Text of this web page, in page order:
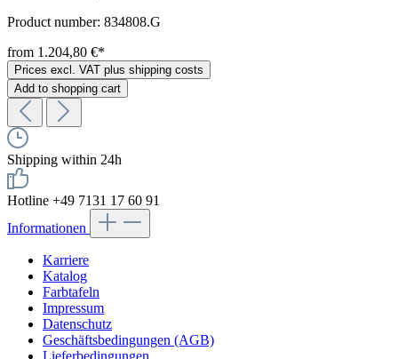
Product number: 834808.G
from 1.204,80 €*
Prices excl. VAT plus shipping costs
Add to shopping cart
Shipping within 24h
Hotline +49 7131 17 60 91
Informationen
Karriere
Katalog
Farbtafeln
Impressum
Datenschutz
Geschäftsbedingungen (AGB)
Lieferbedingungen